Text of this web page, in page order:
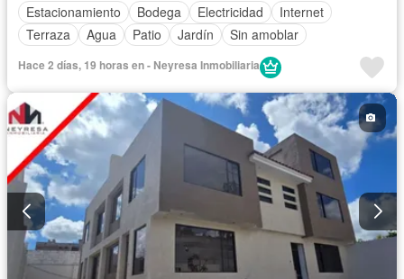
Estacionamiento
Bodega Electricidad
Internet
Terraza
Agua Patio Jardín Sin amoblar
Hace 2 días, 19 horas en - Neyresa Inmobiliaria